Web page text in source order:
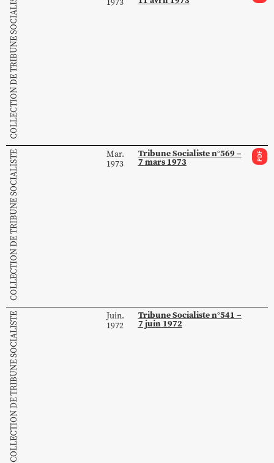
COLLECTION DE TRIBUNE SOCIALISTE
COLLECTION DE TRIBUNE SOCIALISTE
Mar.
1973
Tribune Socialiste n°569 –
7 mars 1973 PDF
COLLECTION DE TRIBUNE SOCIALISTE
Juin.
1972
Tribune Socialiste n°541 –
7 juin 1972